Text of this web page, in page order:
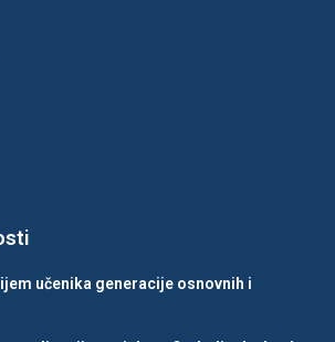
učenika generacije osnovnih i